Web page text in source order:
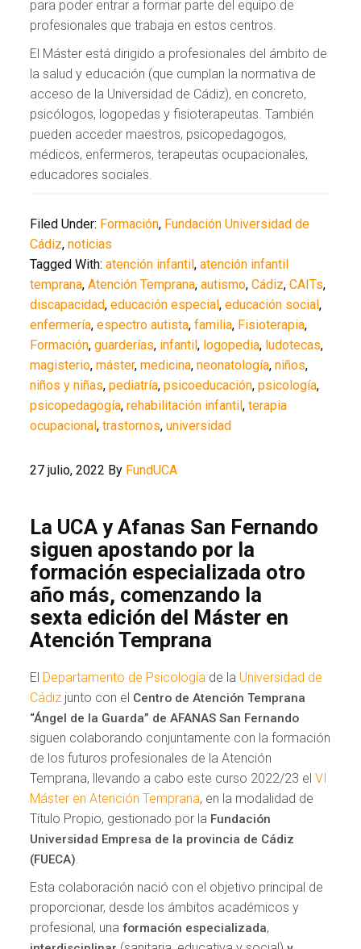
para poder entrar a formar parte del equipo de
profesionales que trabaja en estos centros.
El Máster está dirigido a profesionales del ámbito de
la salud y educación (que cumplan la normativa de
acceso de la Universidad de Cádiz), en concreto,
psicólogos, logopedas y fisioterapeutas. También
pueden acceder maestros, psicopedagogos,
médicos, enfermeros, terapeutas ocupacionales,
educadores sociales.
Filed Under: Formación, Fundación Universidad de
Cádiz,noticias
Tagged With:atención infantil,atención infantil
temprana,Atención Temprana,autismo,Cádiz,CAITs,
discapacidad,educación especial,educación social,
enfermería,espectro autista,familia, Fisioterapia,
Formación,guarderías, infantil, logopedia, ludotecas,
magisterio,máster,medicina,neonatología,niños,
niños y niñas,pediatría,psicoeducación,psicología,
psicopedagogía,rehabilitación infantil,terapia
ocupacional,trastornos,universidad
27 julio, 2022 By FundUCA
La UCA y Afanas San Fernando
siguen apostando por la
formación especializada otro
año más, comenzando la
sexta edición del Máster en
Atención Temprana
El Departamento de Psicología de la Universidad de
Cádiz junto con el Centro de Atención Temprana
“Ángel de la Guarda” de AFANAS San Fernando
siguen colaborando conjuntamente con la formación
de los futuros profesionales de la Atención
Temprana, llevando a cabo este curso 2022/23 elVI
Máster en Atención Temprana, en la modalidad de
Título Propio, gestionado por la Fundación
Universidad Empresa de la provincia de Cádiz
(FUECA).
Esta colaboración nació con el objetivo principal de
proporcionar, desde los ámbitos académicos y
profesional, unaformación especializada,